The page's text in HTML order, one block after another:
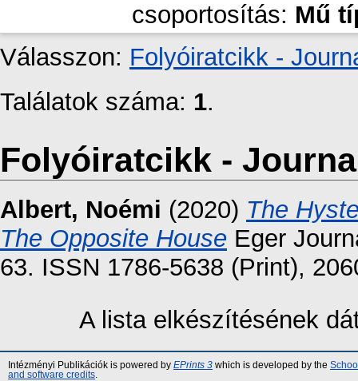
csoportosítás: Mű
Válasszon: Folyóiratcikk -
Találatok száma: 1.
Folyóiratcikk -
Albert, Noémi (2020) The
The Opposite House Eger
63. ISSN 1786-5638 (Print),
A lista elkészítésének
Intézményi Publikációk is powered by EPrints 3 which is developed by the
and software credits